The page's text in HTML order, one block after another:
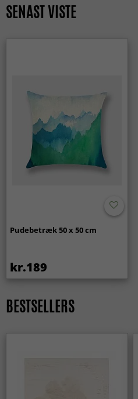
SENAST VISTE
Pudebetræk 50 x 50 cm
kr.189
BESTSELLERS